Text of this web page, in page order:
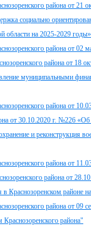
района от
социально
области на 2025-2029
района от
района от 18
муниципальными
района от
от 30.10.2020 г. №226
и реконструкция
района от
района от
Краснозоренском районе
района от
района"